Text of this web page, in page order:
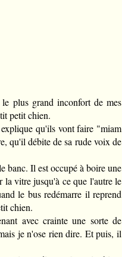
plus grand inconfort de mes
petit chien.
qu'ils vont faire "miam
qu'il débite de sa rude voix de
banc. Il est occupé à boire une
vitre jusqu'à ce que l'autre le
le bus redémarre il reprend
chien.
avec crainte une sorte de
je n'ose rien dire. Et puis, il